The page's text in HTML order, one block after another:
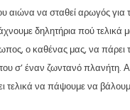
αιώνα να σταθεί αρωγός για
δηλητήρια πού τελικά
ο καθένας μας, να πάρει
σ’ έναν ζωντανό πλανήτη.
τελικά να πάψουμε να